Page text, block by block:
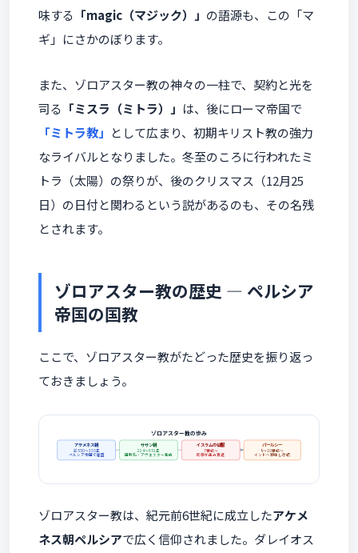
味する 「magic（マジック）」 の語源も、この「マ
ギ」にさかのぼります。
また、ゾロアスター教の神々の一柱で、契約と光を
司る 「ミスラ（ミトラ）」 は、後にローマ帝国で
「ミトラ教」 として広まり、初期キリスト教の強力
なライバルとなりました。冬至のころに行われたミ
トラ（太陽）の祭りが、後のクリスマス（12月25
日）の日付と関わるという説があるのも、その名残
とされます。
ゾロアスター教の歴史 ― ペルシア
帝国の国教
ここで、ゾロアスター教がたどった歴史を振り返っ
ておきましょう。
ゾロアスター教の歩み
アケメネス朝
前550〜330年
ペルシア帝国で隆盛
ササン朝
224〜651年
国教化・アヴェスター集成
イスラムの征服
7世紀〜
改宗が進み衰退
パールシー
8〜10世紀〜
インドへ移住し存続
ゾロアスター教は、紀元前6世紀に成立したアケメ
ネス朝ペルシアで広く信仰されました。ダレイオス